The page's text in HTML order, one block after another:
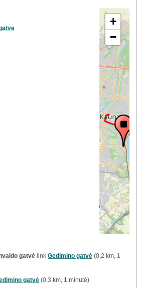
+
−
gatvė link Gedimino gatvė (0,2 km, 1
gatvė (0,3 km, 1 minutė)